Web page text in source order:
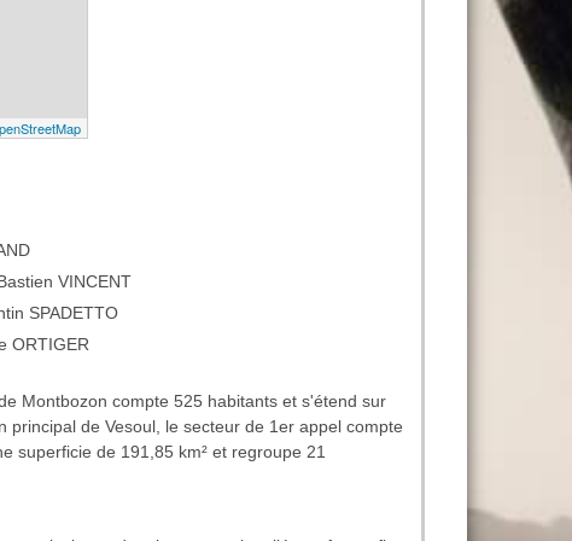
VINCENT
SPADETTO
ORTIGER
Montbozon compte 525 habitants et s'étend sur
principal de Vesoul, le secteur de 1er appel compte
superficie de 191,85 km² et regroupe 21